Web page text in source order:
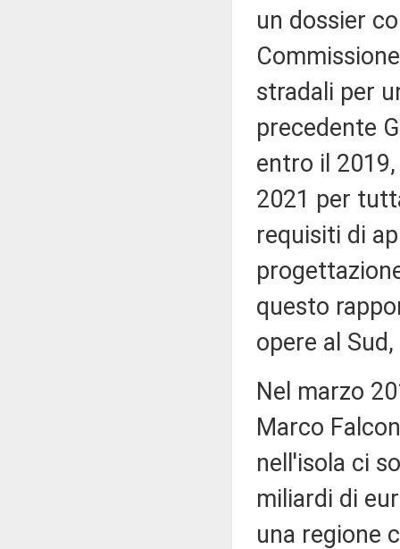
un dossier
stradali per
precedente
entro il
2021 per
requisiti di
questo
opere al
Nel marzo
Marco
nell'isola ci
miliardi di
una regione